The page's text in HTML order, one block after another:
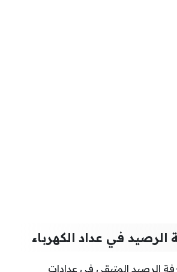
الرصيد في عداد الكهرباء
الرصيد المتبقي في عدادات